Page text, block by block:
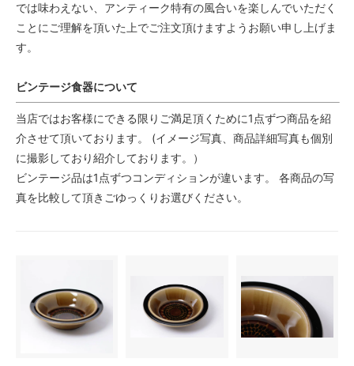
では味わえない、アンティーク特有の風合いを楽しんでいただく
ことにご理解を頂いた上でご注文頂けますようお願い申し上げま
す。
ビンテージ食器について
当店ではお客様にできる限りご満足頂くために1点ずつ商品を紹
介させて頂いております。 (イメージ写真、商品詳細写真も個別
に撮影しており紹介しております。）
ビンテージ品は1点ずつコンディションが違います。 各商品の写
真を比較して頂きごゆっくりお選びください。